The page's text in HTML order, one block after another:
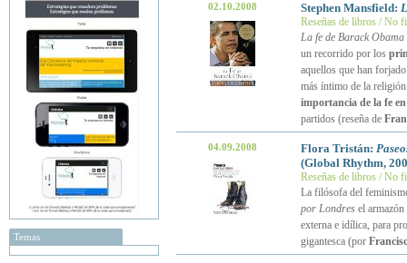
Temas
02.10.2008 Stephen Mansfield:
Reseñas de libros / No
La fe de Barack Obama
un recorrido por los
aquellos que han
más íntimo de la
importancia de la fe
partidos (reseña de
04.09.2008 Flora Tristán:
(Global Rhythm,
Reseñas de libros / No
La filósofa del
por Londresel armazón
externa e idílica, para
gigantesca (por